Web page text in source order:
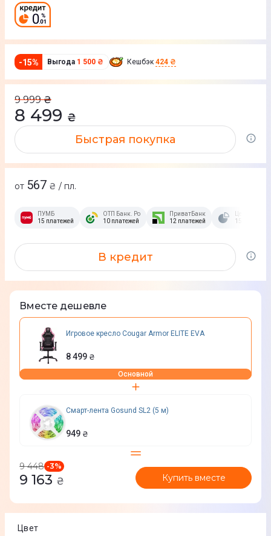
-15% Выгода 1 500 ₴ Кешбэк 424 ₴
9 999 ₴
8 499 ₴
Быстрая покупка
от 567 ₴ / пл.
ПУМБ
15 платежей
ОТП Банк. Розстрочка Скибочка.
10 платежей
ПриватБанк
12 платежей
15 платежей
В кредит
Вместе дешевле
Игровое кресло Cougar Armor ELITE EVA
8 499 ₴
Основной
Смарт-лента Gosund SL2 (5 м)
949 ₴
9 448 -3%
9 163 ₴ Купить вместе
Цвет